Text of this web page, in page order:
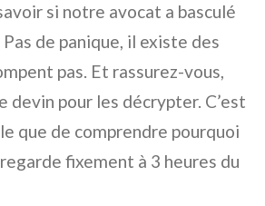
si notre avocat a basculé
de panique, il existe des
pas. Et rassurez-vous,
devin pour les décrypter. C’est
que de comprendre pourquoi
fixement à 3 heures du